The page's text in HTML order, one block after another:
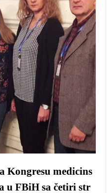
Kongresu medicins
u FBiH sa četiri str